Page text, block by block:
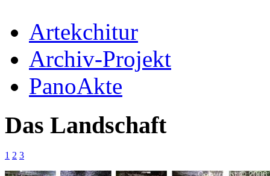
Artekchitur
Archiv-Projekt
PanoAkte
Das Landschaft
1 2 3